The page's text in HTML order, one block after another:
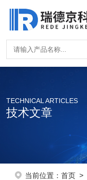
TECHNICAL ARTICLES
技术文章
当前位置： 首页>